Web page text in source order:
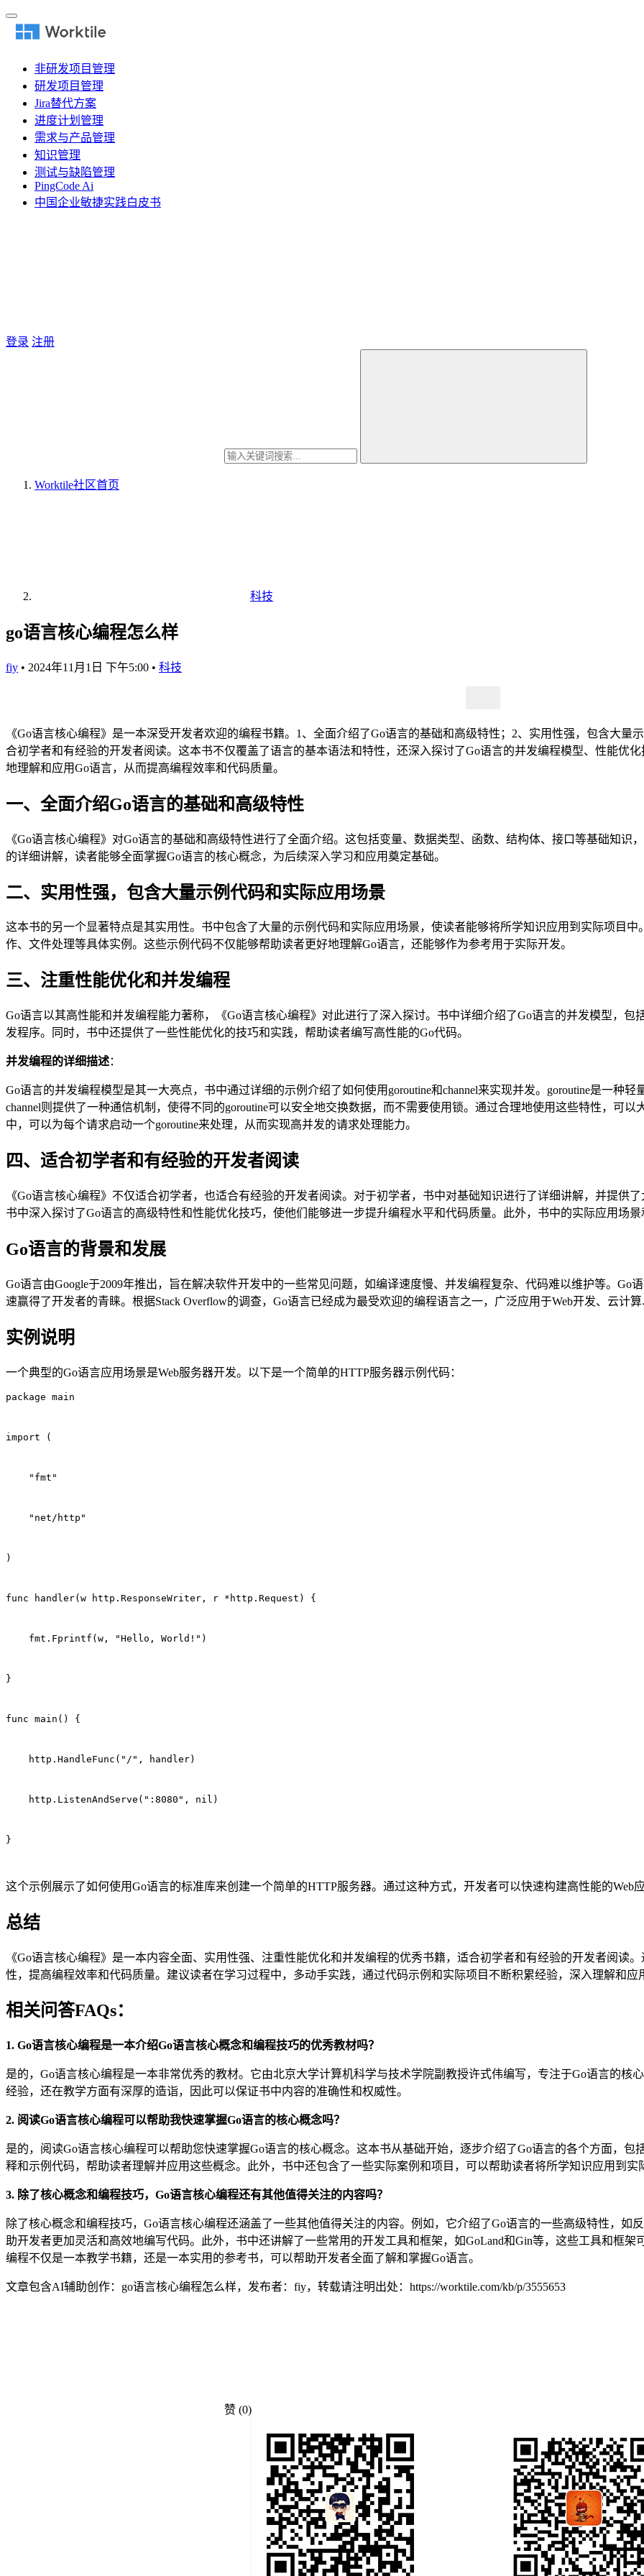
非研发项目管理
研发项目管理
Jira替代方案
进度计划管理
需求与产品管理
知识管理
测试与缺陷管理
PingCode Ai
中国企业敏捷实践白皮书
登录 注册
Worktile社区首页
科技
go语言核心编程怎么样
fiy • 2024年11月1日 下午5:00 • 科技
《Go语言核心编程》是一本深受开发者欢迎的编程书籍。1、全面介绍了Go语言的基础和高级特性；2、实用性强，包含大
合初学者和有经验的开发者阅读。这本书不仅覆盖了语言的基本语法和特性，还深入探讨了Go语言的并发编程模型、性能优
地理解和应用Go语言，从而提高编程效率和代码质量。
一、全面介绍Go语言的基础和高级特性
《Go语言核心编程》对Go语言的基础和高级特性进行了全面介绍。这包括变量、数据类型、函数、结构体、接口等基础知
的详细讲解，读者能够全面掌握Go语言的核心概念，为后续深入学习和应用奠定基础。
二、实用性强，包含大量示例代码和实际应用场景
这本书的另一个显著特点是其实用性。书中包含了大量的示例代码和实际应用场景，使读者能够将所学知识应用到实际项目
作、文件处理等具体实例。这些示例代码不仅能够帮助读者更好地理解Go语言，还能够作为参考用于实际开发。
三、注重性能优化和并发编程
Go语言以其高性能和并发编程能力著称，《Go语言核心编程》对此进行了深入探讨。书中详细介绍了Go语言的并发模型，包
发程序。同时，书中还提供了一些性能优化的技巧和实践，帮助读者编写高性能的Go代码。
并发编程的详细描述：
Go语言的并发编程模型是其一大亮点，书中通过详细的示例介绍了如何使用goroutine和channel来实现并发。goroutine是一种
channel则提供了一种通信机制，使得不同的goroutine可以安全地交换数据，而不需要使用锁。通过合理地使用这些特性，可
中，可以为每个请求启动一个goroutine来处理，从而实现高并发的请求处理能力。
四、适合初学者和有经验的开发者阅读
《Go语言核心编程》不仅适合初学者，也适合有经验的开发者阅读。对于初学者，书中对基础知识进行了详细讲解，并提供
书中深入探讨了Go语言的高级特性和性能优化技巧，使他们能够进一步提升编程水平和代码质量。此外，书中的实际应用场
Go语言的背景和发展
Go语言由Google于2009年推出，旨在解决软件开发中的一些常见问题，如编译速度慢、并发编程复杂、代码难以维护等。
速赢得了开发者的青睐。根据Stack Overflow的调查，Go语言已经成为最受欢迎的编程语言之一，广泛应用于Web开发、云计算
实例说明
一个典型的Go语言应用场景是Web服务器开发。以下是一个简单的HTTP服务器示例代码：
package main
import (
    "fmt"
    "net/http"
)
func handler(w http.ResponseWriter, r *http.Request) {
    fmt.Fprintf(w, "Hello, World!")
}
func main() {
    http.HandleFunc("/", handler)
    http.ListenAndServe(":8080", nil)
}
这个示例展示了如何使用Go语言的标准库来创建一个简单的HTTP服务器。通过这种方式，开发者可以快速构建高性能的Web应
总结
《Go语言核心编程》是一本内容全面、实用性强、注重性能优化和并发编程的优秀书籍，适合初学者和有经验的开发者阅读
性，提高编程效率和代码质量。建议读者在学习过程中，多动手实践，通过代码示例和实际项目不断积累经验，深入理解和应
相关问答FAQs：
1. Go语言核心编程是一本介绍Go语言核心概念和编程技巧的优秀教材吗？
是的，Go语言核心编程是一本非常优秀的教材。它由北京大学计算机科学与技术学院副教授许式伟编写，专注于Go语言的核
经验，还在教学方面有深厚的造诣，因此可以保证书中内容的准确性和权威性。
2. 阅读Go语言核心编程可以帮助我快速掌握Go语言的核心概念吗？
是的，阅读Go语言核心编程可以帮助您快速掌握Go语言的核心概念。这本书从基础开始，逐步介绍了Go语言的各个方面，
释和示例代码，帮助读者理解并应用这些概念。此外，书中还包含了一些实际案例和项目，可以帮助读者将所学知识应用到实
3. 除了核心概念和编程技巧，Go语言核心编程还有其他值得关注的内容吗？
除了核心概念和编程技巧，Go语言核心编程还涵盖了一些其他值得关注的内容。例如，它介绍了Go语言的一些高级特性，如
助开发者更加灵活和高效地编写代码。此外，书中还讲解了一些常用的开发工具和框架，如GoLand和Gin等，这些工具和框
编程不仅是一本教学书籍，还是一本实用的参考书，可以帮助开发者全面了解和掌握Go语言。
文章包含AI辅助创作：go语言核心编程怎么样，发布者：fiy，转载请注明出处： https://worktile.com/kb/p/3555653
赞 (0)